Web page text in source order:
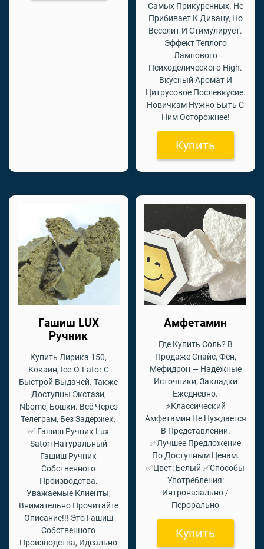
Самых Прикуренных. Не
Прибивает К Дивану, Но
Веселит И Стимулирует.
Эффект Теплого
Лампового
Психоделического High.
Вкусный Аромат И
Цитрусовое Послевкусие.
Новичкам Нужно Быть С
Ним Осторожнее!
Купить
Гашиш LUX
Ручник
Купить Лирика 150,
Кокаин, Ice-O-Lator С
Быстрой Выдачей. Также
Доступны Экстази,
Nbome, Бошки. Всё Через
Телеграм, Без Задержек.
✅ Гашиш Ручник Lux
Satori Натуральный
Гашиш Ручник
Собственного
Производства.
Уважаемые Клиенты,
Внимательно Прочитайте
Описание!!! Это Гашиш
Собственного
Производства, Идеально
Амфетамин
Где Купить Соль? В
Продаже Спайс, Фен,
Мефидрон — Надёжные
Источники, Закладки
Ежедневно.
⚡Классический
Амфетамин Не Нуждается
В Представлении.
✅Лучшее Предложение
По Доступным Ценам.
✅Цвет: Белый ✅Способы
Употребления:
Интроназально /
Перорально
Купить